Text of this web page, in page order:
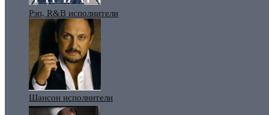
Рэп, R&B исполнители
Шансон исполнители